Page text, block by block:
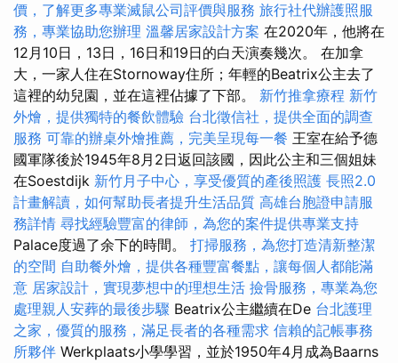
價，了解更多專業滅鼠公司評價與服務 旅行社代辦護照服
務，專業協助您辦理 溫馨居家設計方案 在2020年，他將在
12月10日，13日，16日和19日的白天演奏幾次。 在加拿
大，一家人住在Stornoway住所；年輕的Beatrix公主去了
這裡的幼兒園，並在這裡佔據了下部。 新竹推拿療程 新竹
外燴，提供獨特的餐飲體驗 台北徵信社，提供全面的調查
服務 可靠的辦桌外燴推薦，完美呈現每一餐 王室在給予德
國軍隊後於1945年8月2日返回該國，因此公主和三個姐妹
在Soestdijk 新竹月子中心，享受優質的產後照護 長照2.0
計畫解讀，如何幫助長者提升生活品質 高雄台胞證申請服
務詳情 尋找經驗豐富的律師，為您的案件提供專業支持
Palace度過了余下的時間。 打掃服務，為您打造清新整潔
的空間 自助餐外燴，提供各種豐富餐點，讓每個人都能滿
意 居家設計，實現夢想中的理想生活 撿骨服務，專業為您
處理親人安葬的最後步驟 Beatrix公主繼續在De 台北護理
之家，優質的服務，滿足長者的各種需求 信賴的記帳事務
所夥伴 Werkplaats小學學習，並於1950年4月成為Baarns